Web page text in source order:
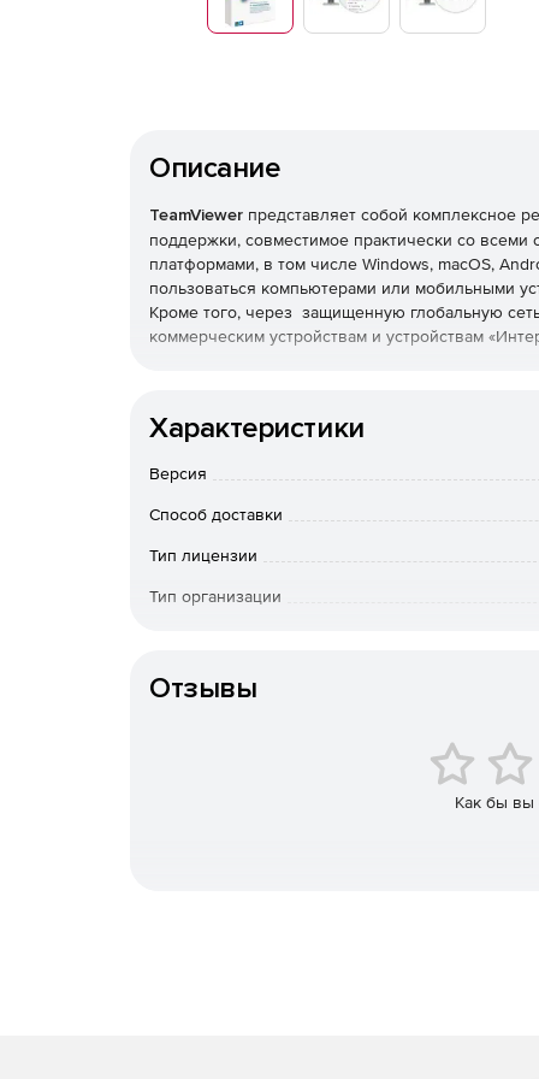
Описание
TeamViewer представляет собой комплексное
поддержки, совместимое практически со
платформами, в том числе Windows, macOS,
пользоваться компьютерами или мобильными
Кроме того, через защищенную глобальную
коммерческим устройствам и устройствам
Оперативная поддержка клиентов и
Использование собственного бренда при
Возможность оставлять записки на
Постоянный доступ к автономным
Удаленное включение и перезагрузка.
Характеристики
Версия
Способ доставки
Тип лицензии
Тип организации
Отзывы
Как бы вы